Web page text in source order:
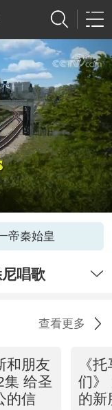
帝秦始皇
唱歌
查看更多
和朋友
集 给圣
的信
《
们》
的新